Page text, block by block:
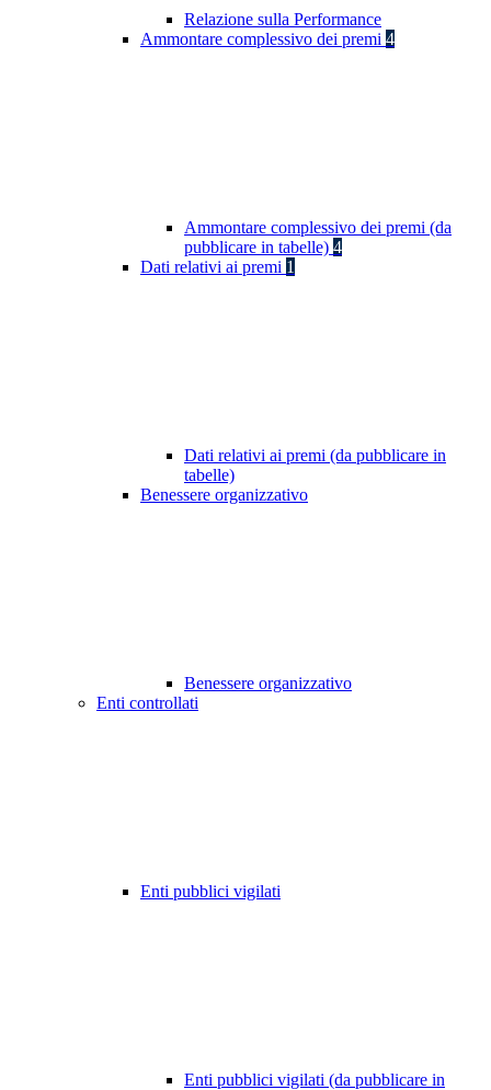
Relazione sulla Performance
Ammontare complessivo dei premi 4
Ammontare complessivo dei premi (da
pubblicare in tabelle) 4
Dati relativi ai premi 1
Dati relativi ai premi (da pubblicare in
tabelle)
Benessere organizzativo
Benessere organizzativo
Enti controllati
Enti pubblici vigilati
Enti pubblici vigilati (da pubblicare in